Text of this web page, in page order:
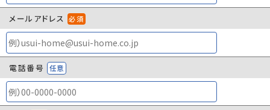
メールアドレス 必須
電話番号 任意